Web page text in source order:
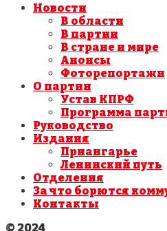
Новости
В области
В партии
В стране и мире
Анонсы
Фоторепортажи
О партии
Устав КПРФ
Программа
Руководство
Издания
Приангарье
Ленинский путь
Отделения
За что борются
Контакты
© 2024